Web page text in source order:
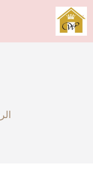
التجاوز
إلى
المحتوى